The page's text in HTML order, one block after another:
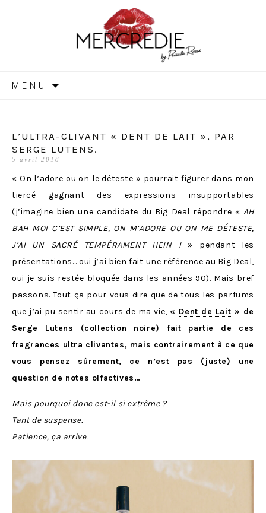
MERCREDIE
MENU
L’ULTRA-CLIVANT « DENT DE LAIT », PAR
SERGE LUTENS.
5 avril 2018
« On l’adore ou on le déteste » pourrait figurer dans mon
tiercé gagnant des expressions insupportables
(j’imagine bien une candidate du Big Deal répondre « AH
BAH MOI C’EST SIMPLE, ON M’ADORE OU ON ME DÉTESTE,
J’AI UN SACRÉ TEMPÉRAMENT HEIN !» pendant les
présentations… oui j’ai bien fait une référence au Big Deal,
oui je suis restée bloquée dans les années 90). Mais bref
passons. Tout ça pour vous dire que de tous les parfums
que j’ai pu sentir au cours de ma vie,« Dent de Lait » de
Serge Lutens (collection noire) fait partie de ces
fragrances ultra clivantes, mais contrairement à ce que
vous pensez sûrement, ce n’est pas (juste) une
question de notes olfactives…
Mais pourquoi donc est-il si extrême ?
Tant de suspense.
Patience, ça arrive.